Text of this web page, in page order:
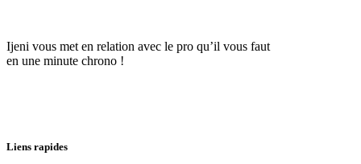
Ijeni vous met en relation avec le pro qu’il vous faut
en une minute chrono !
Liens rapides